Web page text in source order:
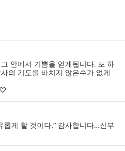
안에서 기쁨을 얻게됩니다. 또 하
의 기도를 바치지 않은수가 없게
게 할 것이다.” 감사합니다...신부